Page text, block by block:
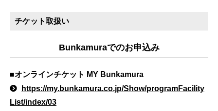
チケット取扱い
Bunkamuraでのお申込み
■オンラインチケット MY Bunkamura
https://my.bunkamura.co.jp/Show/programFacility
List/index/03